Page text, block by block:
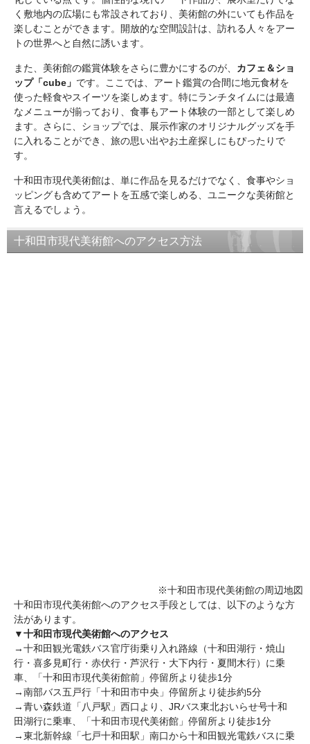
く敷地内の広場にも常設されており、美術館の外にいても作品を
楽しむことができます。開放的な空間設計は、訪れる人々をアー
トの世界へと自然に誘います。
また、美術館の鑑賞体験をさらに豊かにするのが、 カフェ＆ショ
ップ「cube」 です。ここでは、アート鑑賞の合間に地元食材を
使った軽食やスイーツを楽しめます。特にランチタイムには最適
なメニューが揃っており、食事もアート体験の一部として楽しめ
ます。さらに、ショップでは、展示作家のオリジナルグッズを手
に入れることができ、旅の思い出やお土産探しにもぴったりで
す。
十和田市現代美術館は、単に作品を見るだけでなく、食事やショ
ッピングも含めてアートを五感で楽しめる、ユニークな美術館と
言えるでしょう。
十和田市現代美術館へのアクセス方法
※十和田市現代美術館の周辺地図
十和田市現代美術館へのアクセス手段としては、以下のような方
▼十和田市現代美術館へのアクセス
→十和田観光電鉄バス官庁街乗り入れ路線（十和田湖行・焼山
行・喜多見町行・赤伏行・芦沢行・大下内行・夏間木行）に乗
車、「十和田市現代美術館前」停留所より徒歩1分
→南部バス五戸行「十和田市中央」停留所より徒歩約5分
→青い森鉄道「八戸駅」西口より、JRバス東北おいらせ号十和
田湖行に乗車、「十和田市現代美術館」停留所より徒歩1分
→東北新幹線「七戸十和田駅」南口から十和田観光電鉄バスに乗